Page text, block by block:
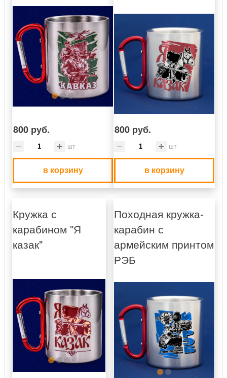
800 руб.
шт
в корзину
800 руб.
шт
в корзину
Кружка с
карабином "Я
казак"
Походная кружка-
карабин с
армейским принтом
РЭБ